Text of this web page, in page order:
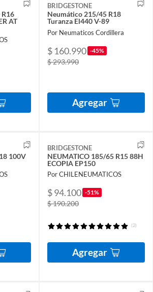
AT
BRIDGESTONE
Neumático 215/45 R18
Turanza El440 V-89
Por Neumaticos Cordillera
$ 160.990 -45%
$ 293.990
Agregar
100V
BRIDGESTONE
NEUMATICO 185/65 R15 88H
ECOPIA EP150
Por CHILENEUMATICOS
$ 94.100 -51%
$ 190.200
(2)
Agregar